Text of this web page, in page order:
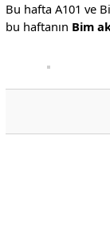
Bu hafta A101 ve
bu haftanın Bim